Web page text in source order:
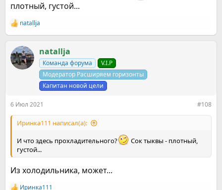
плотный, густой...
Р
е
к
ц
и
natallja
natallja
Команда форума
V.I.P
Модератор Расширяем горизонты
Капитан новой цели
6 Июл 2021 #108
Иринка111 написал(а):
И что здесь прохладительного?
Сок тыквы - плотный,
густой...
Из холодильника, может...
Иринка111